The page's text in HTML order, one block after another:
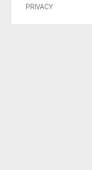
PRIVACY